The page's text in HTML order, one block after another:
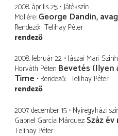
2008. április 25. Játékszín
Molière George Dandin,
Rendező Telihay Péter
rendező
2008. február 22. Jászai Mari
Horváth Péter Bevetés (Ilyen
Time Rendező Telihay Péter
rendező
2007. december 15. Nyíregyházi
Gabriel García Márquez Száz
Telihay Péter